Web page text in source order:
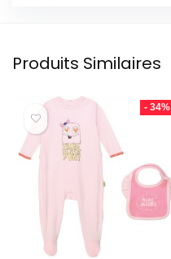
Produits Similaires
- 34%